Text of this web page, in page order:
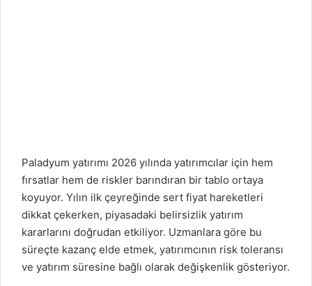
Paladyum yatırımı 2026 yılında yatırımcılar için hem
fırsatlar hem de riskler barındıran bir tablo ortaya
koyuyor. Yılın ilk çeyreğinde sert fiyat hareketleri
dikkat çekerken, piyasadaki belirsizlik yatırım
kararlarını doğrudan etkiliyor. Uzmanlara göre bu
süreçte kazanç elde etmek, yatırımcının risk toleransı
ve yatırım süresine bağlı olarak değişkenlik gösteriyor.